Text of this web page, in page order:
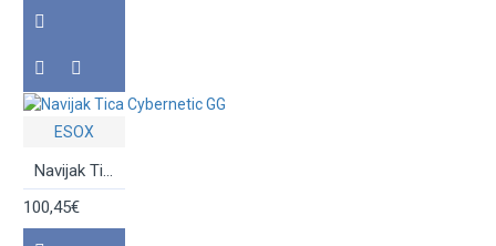
ESOX
Navijak Tica Cybernetic GG
100,45€